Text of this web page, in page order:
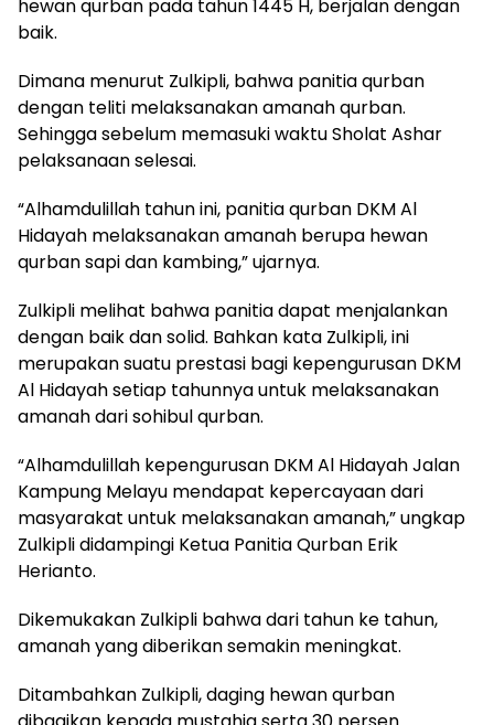
hewan qurban pada tahun 1445 H, berjalan dengan
baik.
Dimana menurut Zulkipli, bahwa panitia qurban
dengan teliti melaksanakan amanah qurban.
Sehingga sebelum memasuki waktu Sholat Ashar
pelaksanaan selesai.
“Alhamdulillah tahun ini, panitia qurban DKM Al
Hidayah melaksanakan amanah berupa hewan
qurban sapi dan kambing,” ujarnya.
Zulkipli melihat bahwa panitia dapat menjalankan
dengan baik dan solid. Bahkan kata Zulkipli, ini
merupakan suatu prestasi bagi kepengurusan DKM
Al Hidayah setiap tahunnya untuk melaksanakan
amanah dari sohibul qurban.
“Alhamdulillah kepengurusan DKM Al Hidayah Jalan
Kampung Melayu mendapat kepercayaan dari
masyarakat untuk melaksanakan amanah,” ungkap
Zulkipli didampingi Ketua Panitia Qurban Erik
Herianto.
Dikemukakan Zulkipli bahwa dari tahun ke tahun,
amanah yang diberikan semakin meningkat.
Ditambahkan Zulkipli, daging hewan qurban